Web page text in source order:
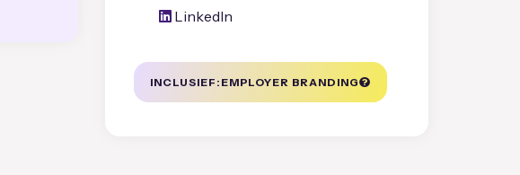
LinkedIn
INCLUSIEF: EMPLOYER BRANDING